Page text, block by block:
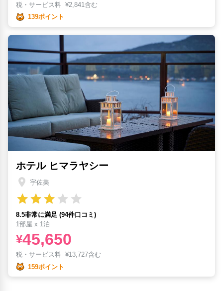
税・サービス料 ¥2,841含む
139ポイント
ホテル ヒマラヤシー
宇佐美
8.5非常に満足 (94件口コミ)
1部屋 x 1泊
¥45,650
税・サービス料 ¥13,727含む
159ポイント